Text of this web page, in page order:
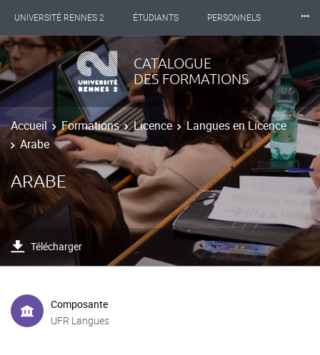
UNIVERSITÉ RENNES 2 ÉTUDIANTS PERSONNELS
INTERNATIONAL PROFESSIONNELS BIBLIOTHÈQUES
LES NOUVELLES DE RENNES 2
⸱⸱⸱
CATALOGUE
DES FORMATIONS
Accueil Formations Licence
Langues en Licence
Arabe
ARABE
Télécharger
Composante
UFR Langues